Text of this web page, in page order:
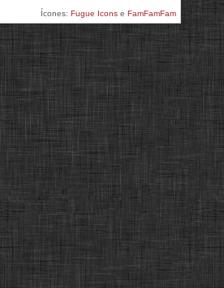
Ícones: Fugue Icons e FamFamFam